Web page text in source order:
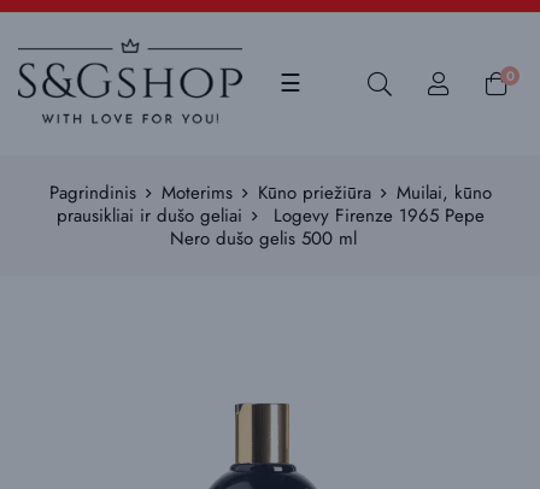
Toggle
☰ 0
Pagrindinis Moterims Kūno priežiūra
Muilai, kūno
prausikliai ir dušo geliai
Logevy Firenze 1965 Pepe
Nero dušo gelis 500 ml